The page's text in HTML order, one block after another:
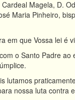
Magela, D.
Maria Pinheiro,
em que Vossa lei é
o Santo Padre ao
lutamos
nossa luta contra